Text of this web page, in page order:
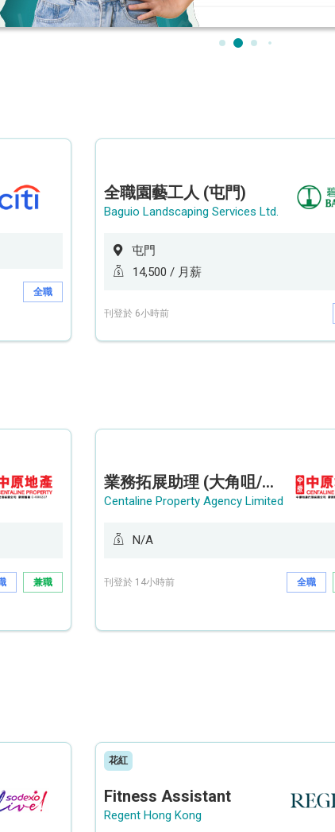
全職
全職園藝工人 (屯門)
Baguio Landscaping Services Ltd.
屯門
14,500 / 月薪
刊登於 6小時前
兼職
業務拓展助理 (大角咀/荔枝角/九龍塘)
Centaline Property Agency Limited
N/A
刊登於 14小時前 全職
花紅
Fitness Assistant
Regent Hong Kong